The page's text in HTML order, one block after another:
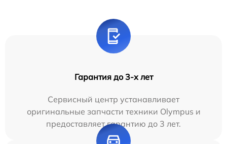
Гарантия до 3-х лет
Сервисный центр устанавливает
оригинальные запчасти техники Olympus и
предоставляет гарантию до 3 лет.